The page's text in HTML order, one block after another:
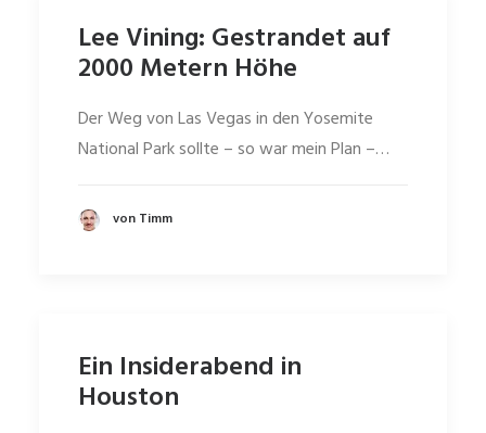
Lee Vining: Gestrandet auf
2000 Metern Höhe
Der Weg von Las Vegas in den Yosemite
National Park sollte – so war mein Plan –…
von Timm
Ein Insiderabend in
Houston